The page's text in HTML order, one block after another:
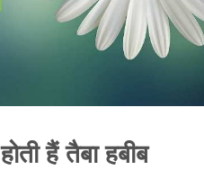
होती हैं तैबा हबीब